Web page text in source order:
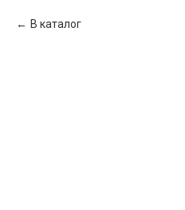
В каталог